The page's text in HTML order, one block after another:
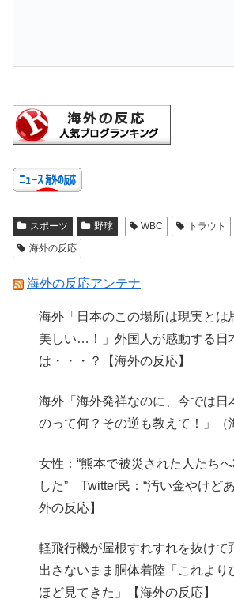
スポーツ 野球 WBC トラウト
海外の反応
海外の反応アンテナ
海外「日本のこの場所は現実とは
美しい…！」外国人が感動する日
は・・・？【海外の反応】
海外「海外発祥なのに、今では日
のって何？その逆も教えて！」（
女性：“熊本で被災された人たち
した” Twitter民：“汚い金やけど
外の反応】
軽飛行機が屋根すれすれを抜けて
出さないまま胴体着陸「これより
ほど見てきた」【海外の反応】